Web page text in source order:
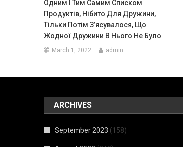
Одним І Тим Самим Списком
Продуктів, Нібито Для Дружини,
Тільки Потім З’ясувалося, Що
Жодної Дружини В Нього Не Було
March 1, 2022 admin
ARCHIVES
September 2023 (158)